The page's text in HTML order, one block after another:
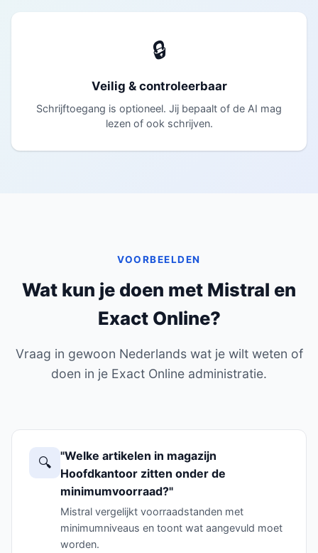
🔒
Veilig & controleerbaar
Schrijftoegang is optioneel. Jij bepaalt of de AI mag
lezen of ook schrijven.
VOORBEELDEN
Wat kun je doen met Mistral en
Exact Online?
Vraag in gewoon Nederlands wat je wilt weten of
doen in je Exact Online administratie.
🔍
"Welke artikelen in magazijn
Hoofdkantoor zitten onder de
minimumvoorraad?"
Mistral vergelijkt voorraadstanden met
minimumniveaus en toont wat aangevuld moet
worden.